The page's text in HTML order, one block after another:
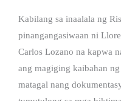
Kabilang sa inaalala ng
pinangangasiwaan ni
Carlos Lozano na kapwa
ang magiging kaibahan
matagal nang